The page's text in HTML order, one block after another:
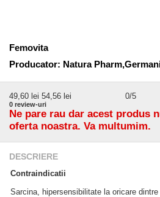
Femovita
Producator: Natura
49,60 lei 54,56 lei 0/5
0 review-uri
Ne pare rau dar acest produs
oferta noastra. Va multumim.
DESCRIERE
Contraindicatii
Sarcina, hipersensibilitate la oricare